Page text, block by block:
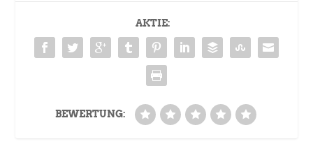
AKTIE:
BEWERTUNG: